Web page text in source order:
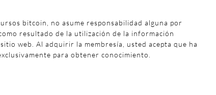
bitcoin, no asume responsabilidad alguna por
resultado de la utilización de la información
web. Al adquirir la membresía, usted acepta que ha
para obtener conocimiento.